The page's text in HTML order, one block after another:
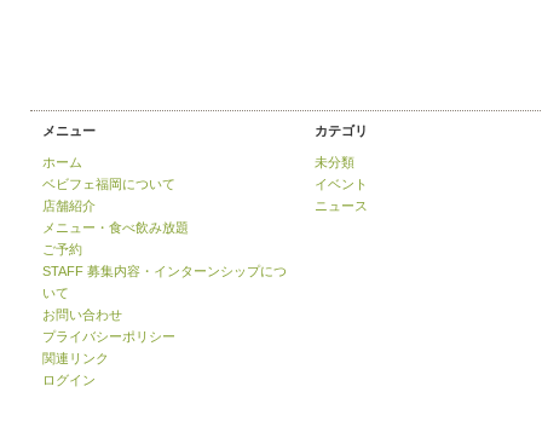
メニュー
ホーム
ベビフェ福岡について
店舗紹介
メニュー・食べ飲み放題
ご予約
STAFF 募集内容・インターンシップにつ
いて
お問い合わせ
プライバシーポリシー
関連リンク
ログイン
カテゴリ
未分類
イベント
ニュース